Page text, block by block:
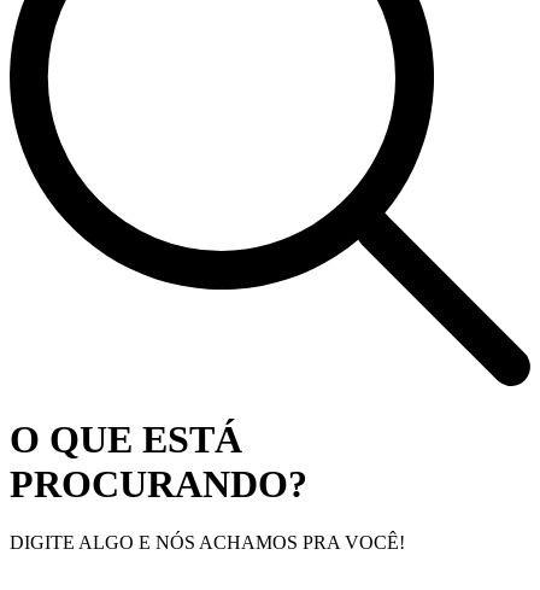
O QUE ESTÁ
PROCURANDO?
DIGITE ALGO E NÓS ACHAMOS PRA VOCÊ!